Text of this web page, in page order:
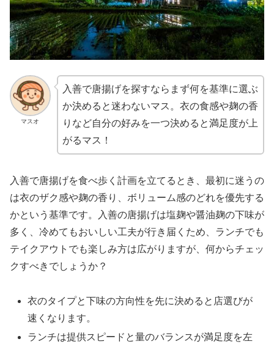
マスオ
入善で唐揚げを探すならまず何を基準に選ぶ
か決めると迷わないマス。衣の食感や麹の香
りなど自分の好みを一つ決めると満足度が上
がるマス！
入善で唐揚げを食べ歩く計画を立てるとき、最初に迷うの
は衣のザク感や麹の香り、ボリューム感のどれを優先する
かという基準です。入善の唐揚げは塩麹や醤油麹の下味が
多く、冷めてもおいしい工夫が行き届くため、ランチでも
テイクアウトでも楽しみ方は広がりますが、何からチェッ
クすべきでしょうか？
衣のタイプと下味の方向性を先に決めると店選びが
速くなります。
ランチは提供スピードと量のバランスが満足度を左